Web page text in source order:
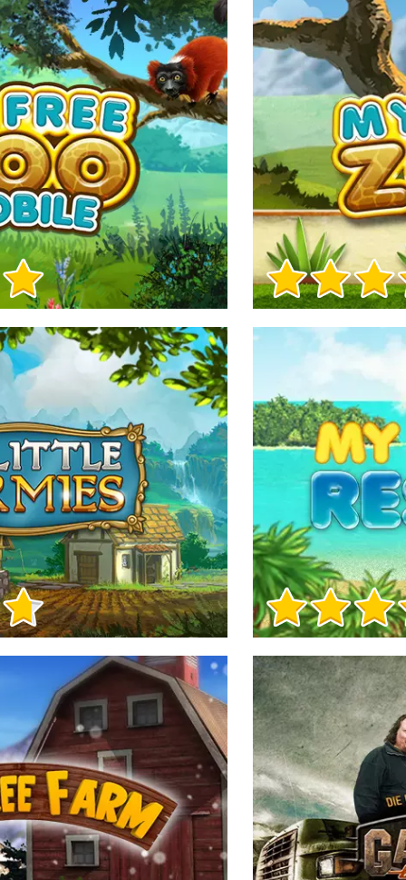
Игра Инфо
Игра Инфо